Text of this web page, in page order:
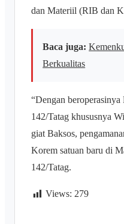
dan Materiil (RIB dan
Baca juga:
Berkualitas
“Dengan
142/Tatag khususnya
giat Baksos,
Korem satuan baru di
142/Tatag.
Views: 279